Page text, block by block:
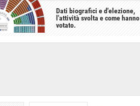
Dati biografici e d'elezione,
l'attività svolta e come hanno
votato.